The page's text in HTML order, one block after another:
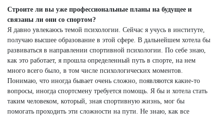
Строите ли вы уже профессиональные планы на будущее и
связаны ли они со спортом?
Я давно увлекаюсь темой психологии. Сейчас я учусь в институте,
получаю высшее образование в этой сфере. В дальнейшем хотела бы
развиваться в направлении спортивной психологии. По себе знаю,
как это работает, я прошла определенный путь в спорте, на нем
много всего было, в том числе психологических моментов.
Понимаю, что иногда бывает очень сложно, появляются какие-то
вопросы, иногда спортсмену требуется помощь. Я бы и хотела стать
таким человеком, который, зная спортивную жизнь, мог бы
помогать проходить эти сложности на пути. Не знаю, как все